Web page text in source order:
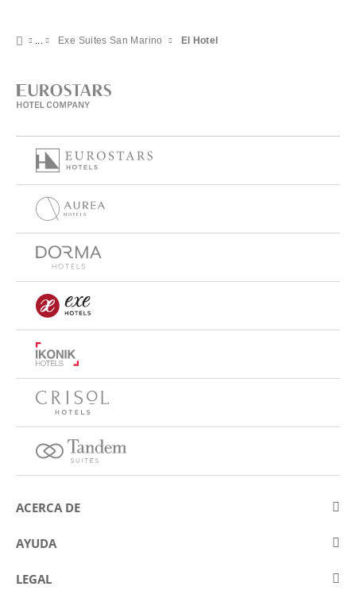
Exe Suites San Marino El Hotel
ACERCA DE
Sobre Eurostars Hotel Company
Concursos
AYUDA
Contactar
LEGAL